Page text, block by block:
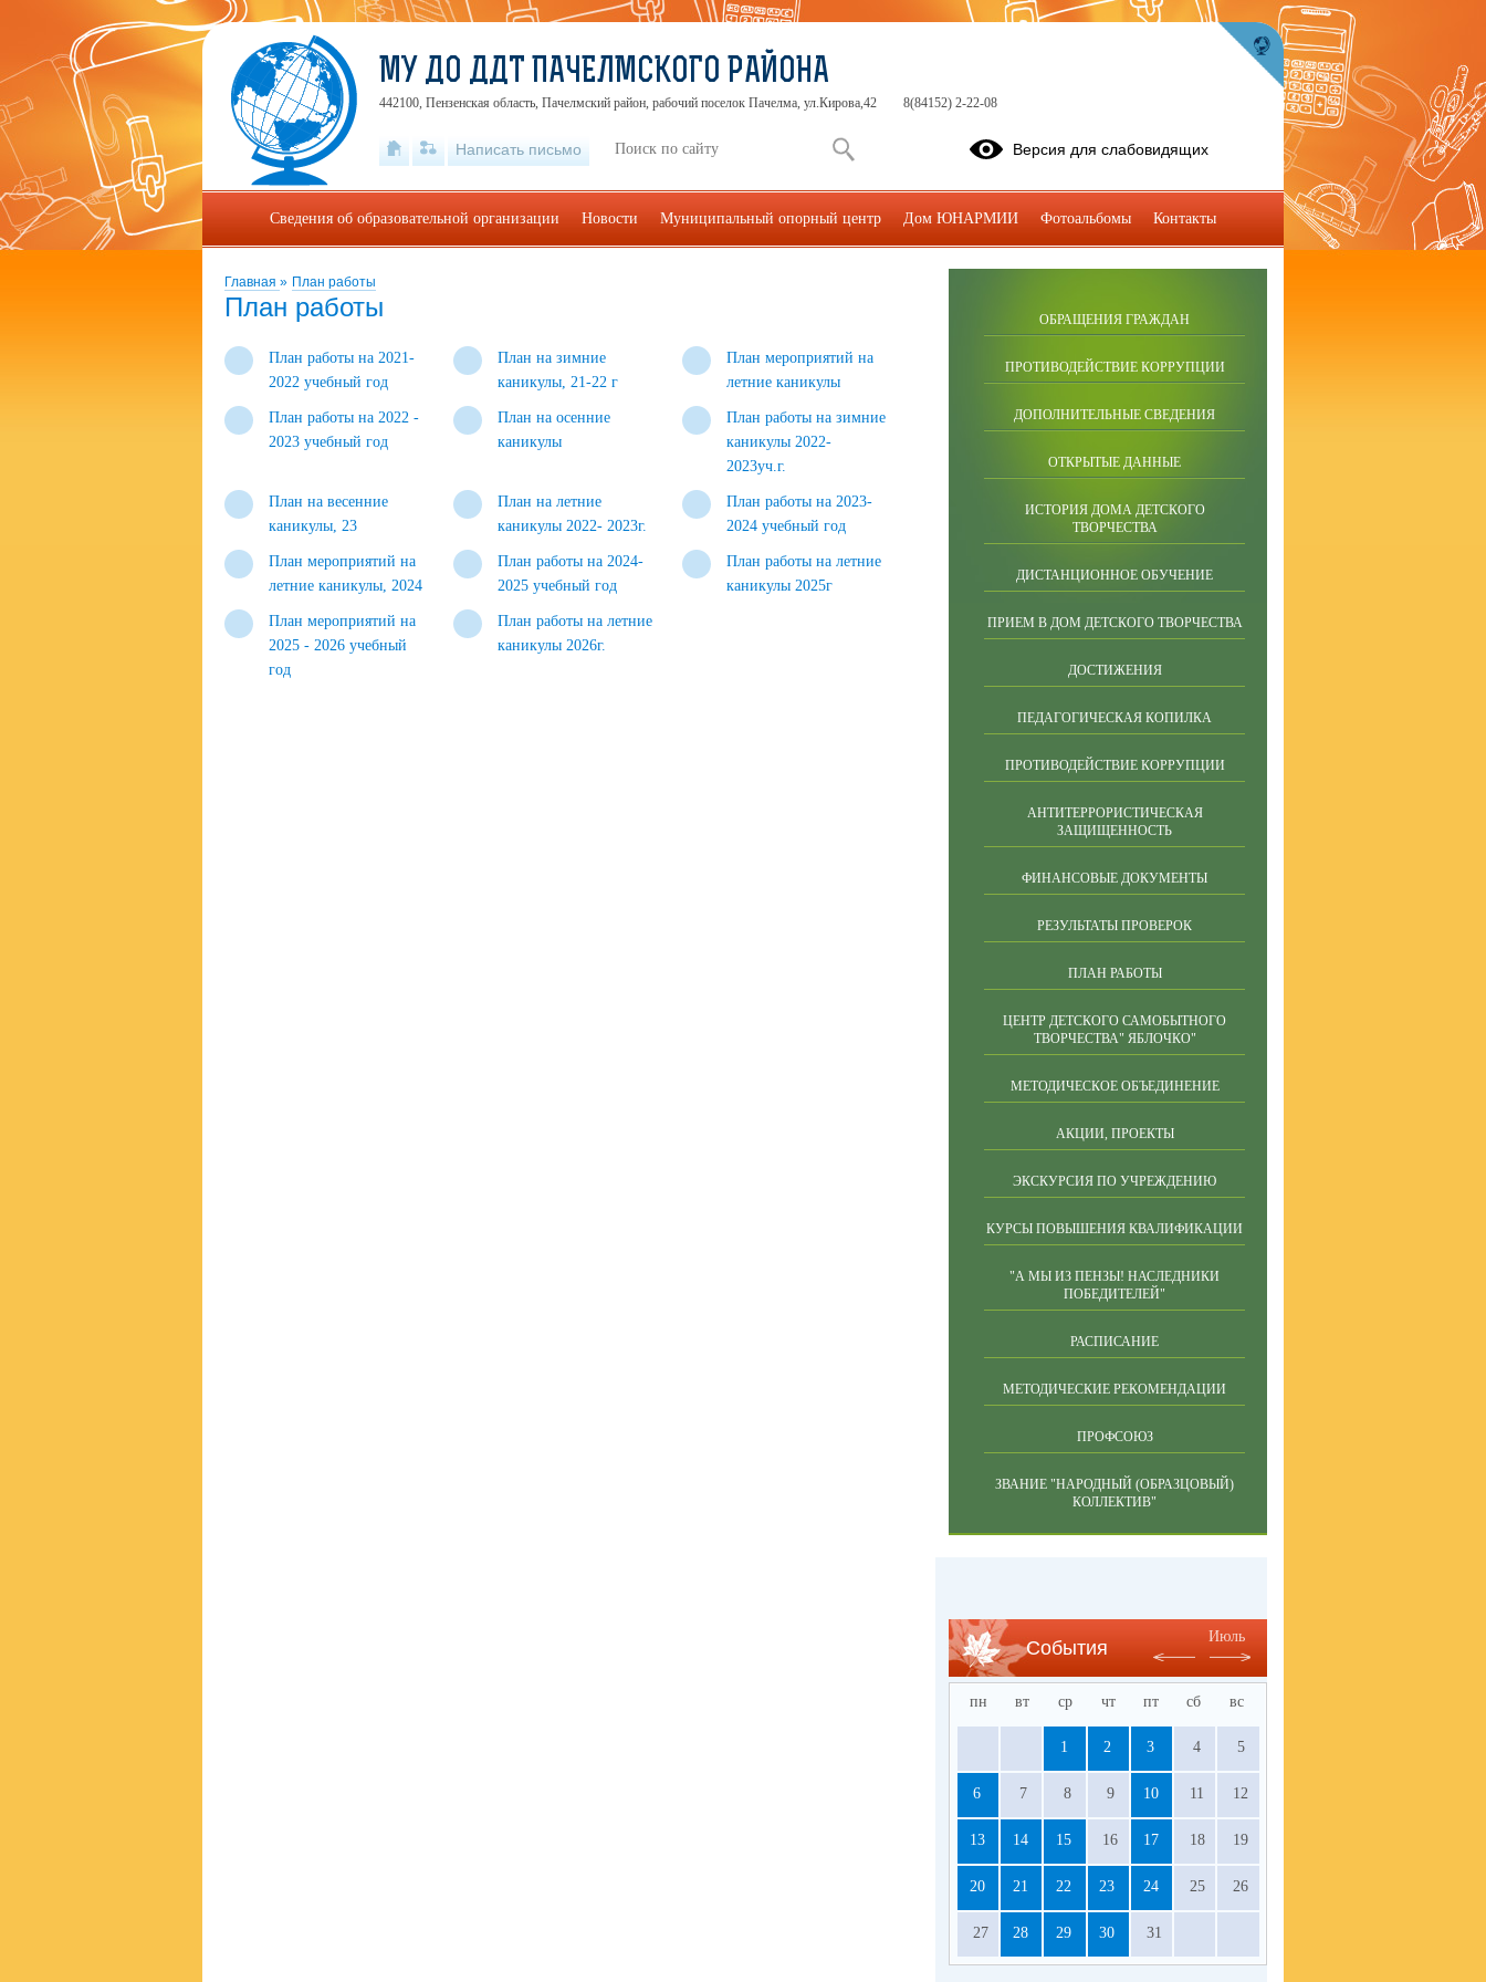
Главная » План работы
План работы
План работы на 2021-
2022 учебный год
План на зимние
каникулы, 21-22 г
План мероприятий на
летние каникулы
План работы на 2022 -
2023 учебный год
План на осенние
каникулы
План работы на зимние
каникулы 2022-
2023уч.г.
План на весенние
каникулы, 23
План на летние
каникулы 2022- 2023г.
План работы на 2023-
2024 учебный год
План мероприятий на
летние каникулы, 2024
План работы на 2024-
2025 учебный год
План работы на летние
каникулы 2025г
План мероприятий на
2025 - 2026 учебный
год
План работы на летние
каникулы 2026г.
ОБРАЩЕНИЯ ГРАЖДАН
ПРОТИВОДЕЙСТВИЕ КОРРУПЦИИ
ДОПОЛНИТЕЛЬНЫЕ СВЕДЕНИЯ
ОТКРЫТЫЕ ДАННЫЕ
ИСТОРИЯ ДОМА ДЕТСКОГО
ТВОРЧЕСТВА
ДИСТАНЦИОННОЕ ОБУЧЕНИЕ
ПРИЕМ В ДОМ ДЕТСКОГО ТВОРЧЕСТВА
ДОСТИЖЕНИЯ
ПЕДАГОГИЧЕСКАЯ КОПИЛКА
ПРОТИВОДЕЙСТВИЕ КОРРУПЦИИ
АНТИТЕРРОРИСТИЧЕСКАЯ
ЗАЩИЩЕННОСТЬ
ФИНАНСОВЫЕ ДОКУМЕНТЫ
РЕЗУЛЬТАТЫ ПРОВЕРОК
ПЛАН РАБОТЫ
ЦЕНТР ДЕТСКОГО САМОБЫТНОГО
ТВОРЧЕСТВА" ЯБЛОЧКО"
МЕТОДИЧЕСКОЕ ОБЪЕДИНЕНИЕ
АКЦИИ, ПРОЕКТЫ
ЭКСКУРСИЯ ПО УЧРЕЖДЕНИЮ
КУРСЫ ПОВЫШЕНИЯ КВАЛИФИКАЦИИ
"А МЫ ИЗ ПЕНЗЫ! НАСЛЕДНИКИ
ПОБЕДИТЕЛЕЙ"
РАСПИСАНИЕ
МЕТОДИЧЕСКИЕ РЕКОМЕНДАЦИИ
ПРОФСОЮЗ
ЗВАНИЕ "НАРОДНЫЙ (ОБРАЗЦОВЫЙ)
КОЛЛЕКТИВ"
События
Июль
пн вт ср чт пт сб вс
1 2 3 4 5
6 7 8 9 10 11 12
13 14 15 16 17 18 19
20 21 22 23 24 25 26
27 28 29 30 31
МУ ДО ДДТ ПАЧЕЛМСКОГО РАЙОНА
442100, Пензенская область, Пачелмский район, рабочий поселок Пачелма, ул.Кирова,42 8(84152) 2-22-08
Написать письмо Версия для слабовидящих
Сведения об образовательной организации Новости Муниципальный опорный центр Дом ЮНАРМИИ Фотоальбомы Контакты